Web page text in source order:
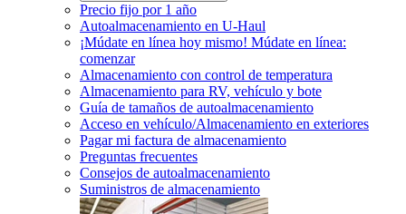
Precio fijo por 1 año
Autoalmacenamiento en U-Haul
¡Múdate en línea hoy mismo! Múdate en línea:
comenzar
Almacenamiento con control de temperatura
Almacenamiento para RV, vehículo y bote
Guía de tamaños de autoalmacenamiento
Acceso en vehículo/Almacenamiento en exteriores
Pagar mi factura de almacenamiento
Preguntas frecuentes
Consejos de autoalmacenamiento
Suministros de almacenamiento